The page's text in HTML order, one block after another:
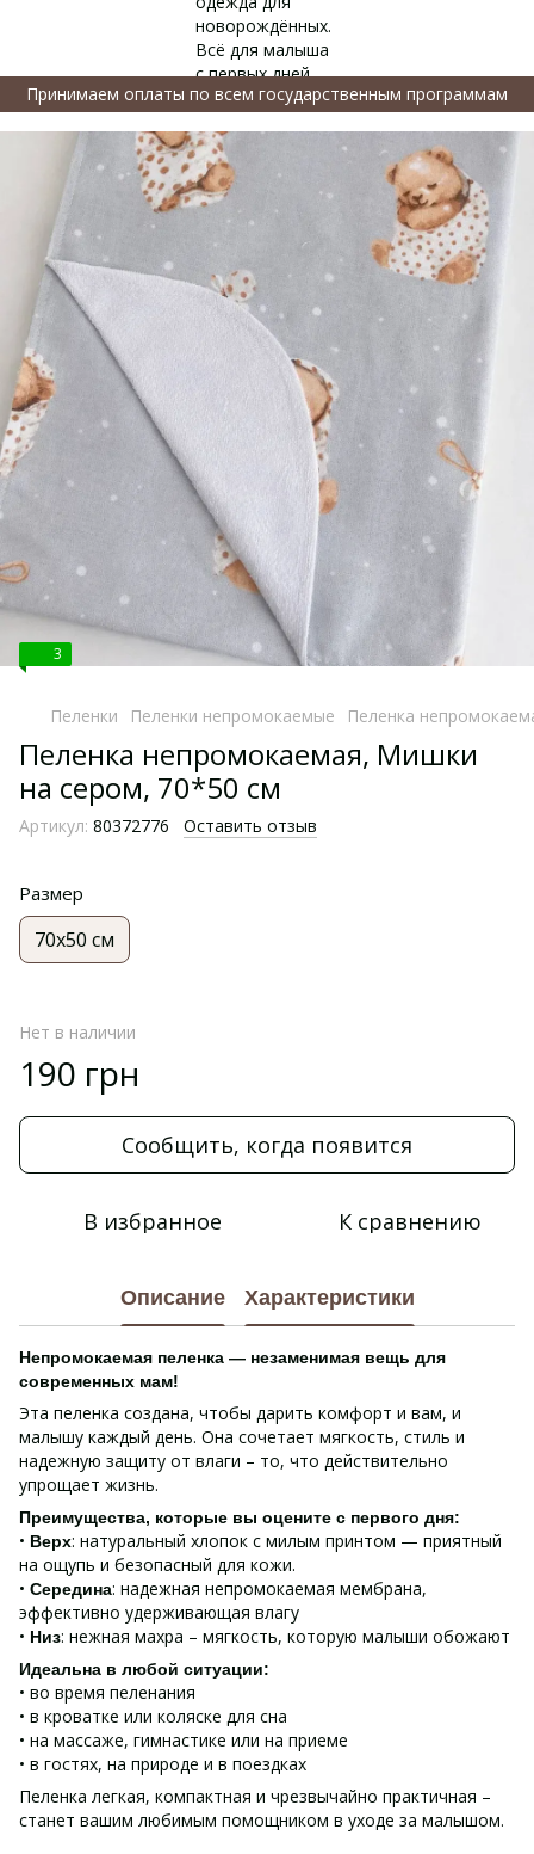
Принимаем оплаты по всем государственным программам
3
Пеленки Пеленки непромокаемые Пеленка
Пеленка непромокаемая, Мишки
на сером, 70*50 см
Артикул: 80372776 Оставить отзыв
Размер
70х50 см
Нет в наличии
190 грн
Сообщить, когда появится
В избранное К сравнению
Описание Характеристики
Непромокаемая пеленка — незаменимая вещь для
современных мам!
Эта пеленка создана, чтобы дарить комфорт и вам, и
малышу каждый день. Она сочетает мягкость, стиль и
надежную защиту от влаги – то, что действительно
упрощает жизнь.
Преимущества, которые вы оцените с первого дня:
• Верх: натуральный хлопок с милым принтом — приятный
на ощупь и безопасный для кожи.
• Середина: надежная непромокаемая мембрана,
эффективно удерживающая влагу
• Низ: нежная махра – мягкость, которую малыши обожают
Идеальна в любой ситуации:
• во время пеленания
• в кроватке или коляске для сна
• на массаже, гимнастике или на приеме
• в гостях, на природе и в поездках
Пеленка легкая, компактная и чрезвычайно практичная –
станет вашим любимым помощником в уходе за малышом.